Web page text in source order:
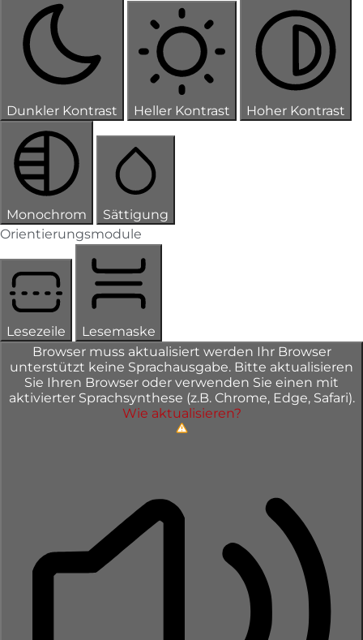
Dunkler Kontrast Heller Kontrast Hoher Kontrast
Monochrom
Sättigung
Orientierungsmodule
Lesezeile
Lesemaske
Browser muss aktualisiert werden Ihr Browser
unterstützt keine Sprachausgabe. Bitte aktualisieren
Sie Ihren Browser oder verwenden Sie einen mit
aktivierter Sprachsynthese (z.B. Chrome, Edge, Safari).
Wie aktualisieren?